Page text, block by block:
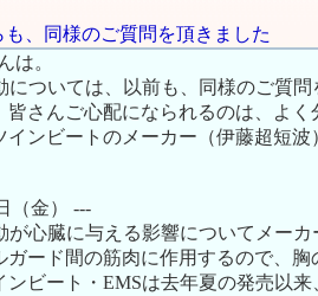
も、同様のご質問を頂きました
は。
については、以前も、同様のご質問
さんご心配になられるのは、よく
インビートのメーカー（伊藤超短
（金） ---
が心臓に与える影響についてメーカ
ガード間の筋肉に作用するので、
ンビート・EMSは去年夏の発売以